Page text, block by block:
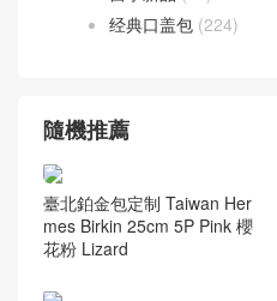
经典口盖包 (224)
隨機推薦
臺北鉑金包定制 Taiwan Her
mes Birkin 25cm 5P Pink 櫻
花粉 Lizard